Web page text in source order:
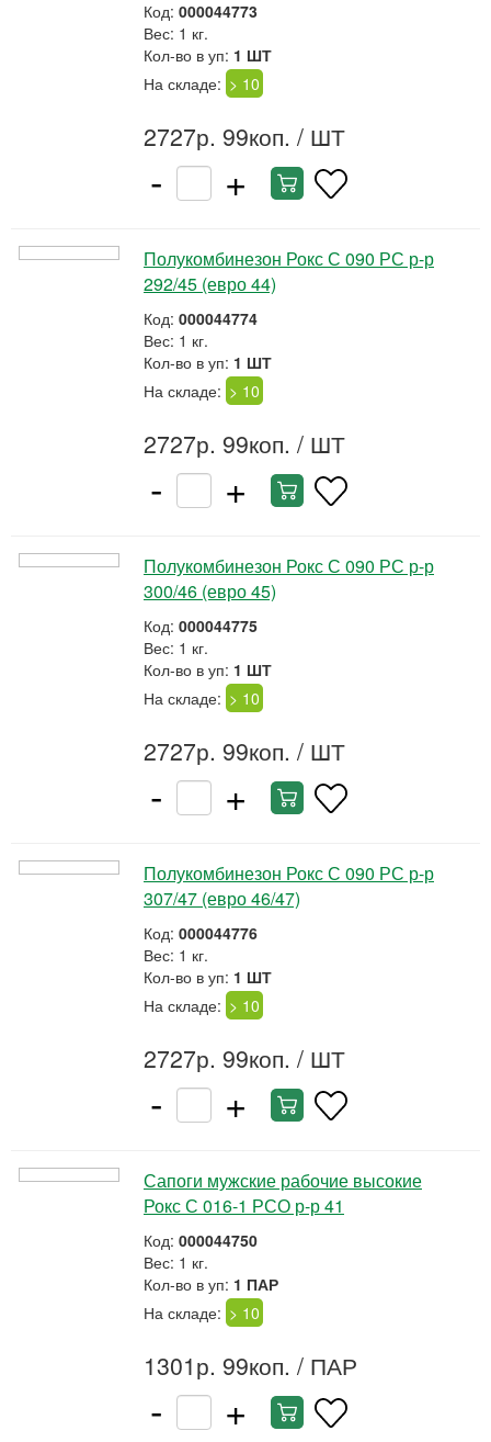
Код: 000044773
Вес: 1 кг.
Кол-во в уп: 1 ШТ
На складе: > 10
2727р. 99коп. / ШТ
- +
Полукомбинезон Рокс С 090 РС р-р
292/45 (евро 44)
Код: 000044774
Вес: 1 кг.
Кол-во в уп: 1 ШТ
На складе: > 10
2727р. 99коп. / ШТ
- +
Полукомбинезон Рокс С 090 РС р-р
300/46 (евро 45)
Код: 000044775
Вес: 1 кг.
Кол-во в уп: 1 ШТ
На складе: > 10
2727р. 99коп. / ШТ
- +
Полукомбинезон Рокс С 090 РС р-р
307/47 (евро 46/47)
Код: 000044776
Вес: 1 кг.
Кол-во в уп: 1 ШТ
На складе: > 10
2727р. 99коп. / ШТ
- +
Сапоги мужские рабочие высокие
Рокс С 016-1 РСО р-р 41
Код: 000044750
Вес: 1 кг.
Кол-во в уп: 1 ПАР
На складе: > 10
1301р. 99коп. / ПАР
- +